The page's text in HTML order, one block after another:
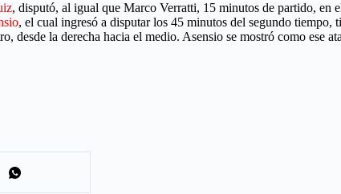
, disputó, al igual que Marco Verratti, 15 minutos de partido, en
, el cual ingresó a disputar los 45 minutos del segundo tiempo,
la derecha hacia el medio. Asensio se mostró como ese